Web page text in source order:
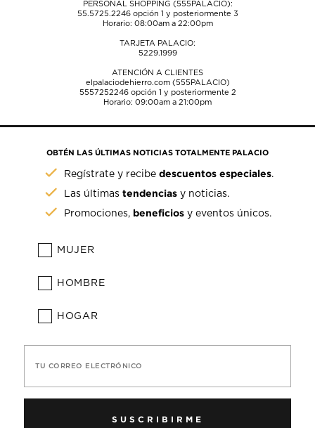
PERSONAL SHOPPING (555PALACIO):
55.5725.2246opción 1 y posteriormente 3
Horario: 08:00am a 22:00pm
TARJETA PALACIO:
5229.1999
ATENCIÓN A CLIENTES
elpalaciodehierro.com (555PALACIO)
5557252246opción 1 y posteriormente 2
Horario: 09:00am a 21:00pm
OBTÉN LAS ÚLTIMAS NOTICIAS TOTALMENTE PALACIO
Regístrate y recibedescuentos especiales.
Las últimastendencias y noticias.
Promociones, beneficios y eventos únicos.
MUJER
HOMBRE
HOGAR
TU CORREO ELECTRÓNICO
SUSCRIBIRME